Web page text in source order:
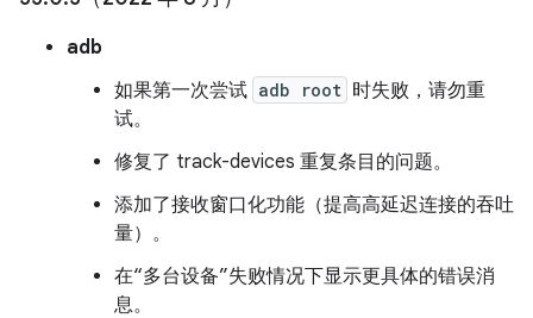
adb
如果第一次尝试 adb root 时失败，请勿重
试。
修复了 track-devices 重复条目的问题。
添加了接收窗口化功能（提高高延迟连接的吞吐
量）。
在“多台设备”失败情况下显示更具体的错误消
息。